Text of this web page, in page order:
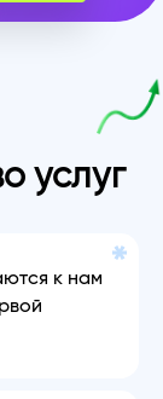
услуг
к нам